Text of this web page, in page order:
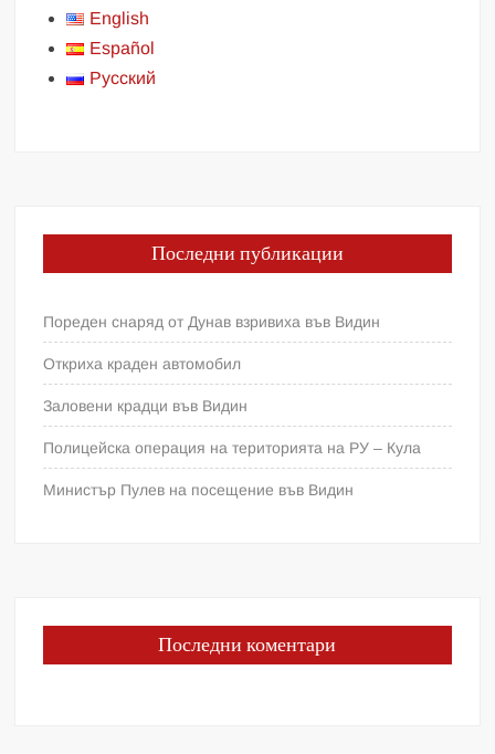
English
Español
Русский
Последни публикации
Пореден снаряд от Дунав взривиха във Видин
Откриха краден автомобил
Заловени крадци във Видин
Полицейска операция на територията на РУ – Кула
Министър Пулев на посещение във Видин
Последни коментари